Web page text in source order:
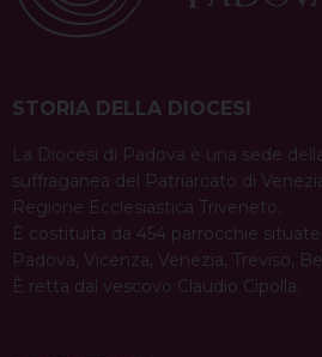
STORIA DELLA DIOCESI
La Diocesi di Padova è una sede
suffraganea del Patriarcato di
Regione Ecclesiastica Triveneto.
È costituita da 454 parrocchie
Padova, Vicenza, Venezia, Treviso,
È retta dal vescovo Claudio Cipolla.